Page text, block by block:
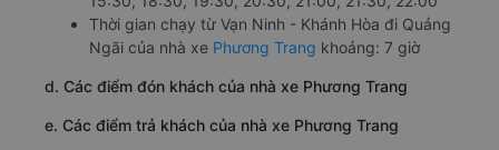
Thời gian chạy từ Vạn Ninh - Khánh Hòa đi Quảng
Ngãi của nhà xe Phương Trang khoảng: 7 giờ
d. Các điểm đón khách của nhà xe Phương Trang
e. Các điểm trả khách của nhà xe Phương Trang